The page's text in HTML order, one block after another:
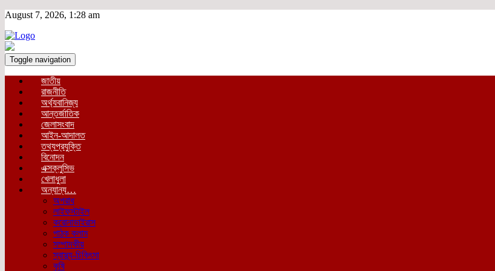
August 7, 2026, 1:28 am
Toggle navigation
জাতীয়
রাজনীতি
অর্থ্যবানিজ্য
আন্তর্জাতিক
জেলাসংবাদ
আইন-আদালত
তথ্যপ্রযুক্তি
বিনোদন
এক্সক্লুসিভ
খেলাধুলা
অন্যান্য…
অপরাধ
লাইফস্টাইল
করোনাভাইরাস
পাঠক কলাম
সম্পাদকীয়
স্বাস্থ্য-চিকিৎসা
কৃষি